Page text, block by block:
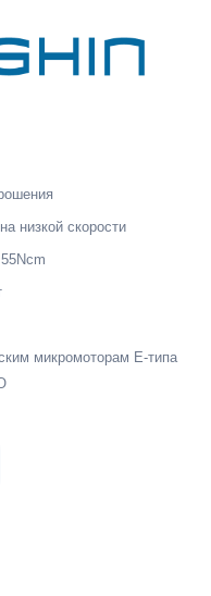
низкой скорости
микромоторам E-типа